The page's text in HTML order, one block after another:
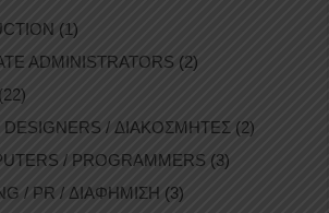
(1)
ADMINISTRATORS (2)
(22)
DESIGNERS / ΔΙΑΚΟΣΜΗΤΕΣ (2)
/ PROGRAMMERS (3)
/ PR / ΔΙΑΦΗΜΙΣΗ (3)